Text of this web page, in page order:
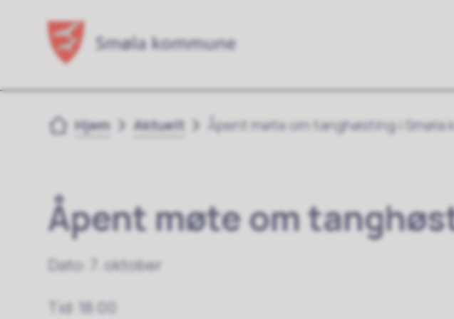
Du er her:
Hjem Aktuelt Åpent møte om tanghøsting i Smøla
Åpent møte om
Dato: 7. oktober
Tid: 18:00